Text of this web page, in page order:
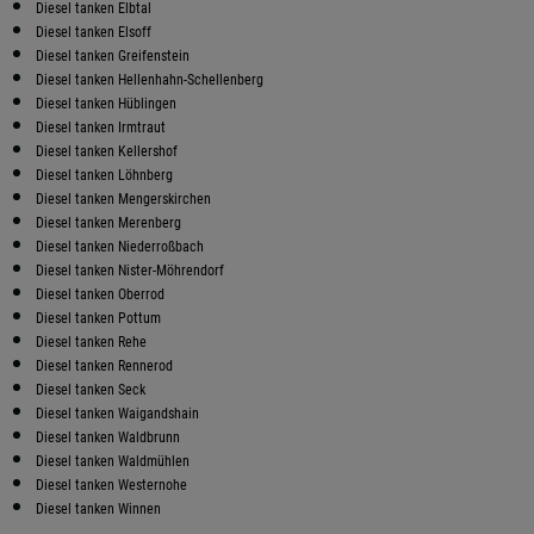
Diesel tanken Elbtal
Diesel tanken Elsoff
Diesel tanken Greifenstein
Diesel tanken Hellenhahn-Schellenberg
Diesel tanken Hüblingen
Diesel tanken Irmtraut
Diesel tanken Kellershof
Diesel tanken Löhnberg
Diesel tanken Mengerskirchen
Diesel tanken Merenberg
Diesel tanken Niederroßbach
Diesel tanken Nister-Möhrendorf
Diesel tanken Oberrod
Diesel tanken Pottum
Diesel tanken Rehe
Diesel tanken Rennerod
Diesel tanken Seck
Diesel tanken Waigandshain
Diesel tanken Waldbrunn
Diesel tanken Waldmühlen
Diesel tanken Westernohe
Diesel tanken Winnen